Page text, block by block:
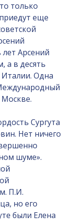
только
еще
Арсений
а в десять
Италии. Одна
Москве.
Сургута
Нет ничего
шуме».
П.И.
но его
были Елена